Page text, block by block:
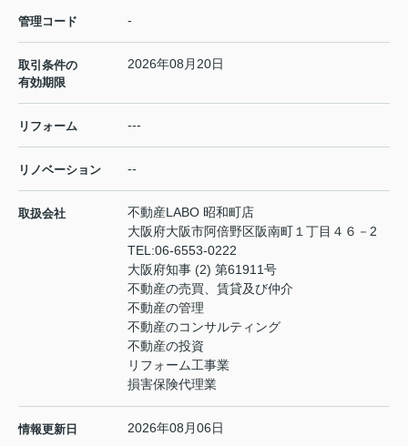
管理コード -
取引条件の
有効期限
2026年08月20日
リフォーム ---
リノベーション --
取扱会社
不動産LABO 昭和町店
大阪府大阪市阿倍野区阪南町１丁目４６－2
TEL:06-6553-0222
大阪府知事 (2) 第61911号
不動産の売買、賃貸及び仲介
不動産の管理
不動産のコンサルティング
不動産の投資
リフォーム工事業
損害保険代理業
情報更新日 2026年08月06日